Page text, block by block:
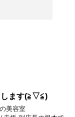
します(≧▽≦)
美容室